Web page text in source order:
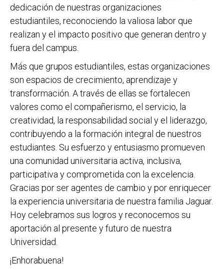
dedicación de nuestras organizaciones
estudiantiles, reconociendo la valiosa labor que
realizan y el impacto positivo que generan dentro y
fuera del campus.
Más que grupos estudiantiles, estas organizaciones
son espacios de crecimiento, aprendizaje y
transformación. A través de ellas se fortalecen
valores como el compañerismo, el servicio, la
creatividad, la responsabilidad social y el liderazgo,
contribuyendo a la formación integral de nuestros
estudiantes. Su esfuerzo y entusiasmo promueven
una comunidad universitaria activa, inclusiva,
participativa y comprometida con la excelencia.
Gracias por ser agentes de cambio y por enriquecer
la experiencia universitaria de nuestra familia Jaguar.
Hoy celebramos sus logros y reconocemos su
aportación al presente y futuro de nuestra
Universidad.
¡Enhorabuena!